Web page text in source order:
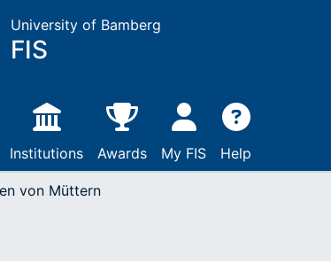
University of Bamberg
FIS
Institutions Awards My FIS Help
von Müttern